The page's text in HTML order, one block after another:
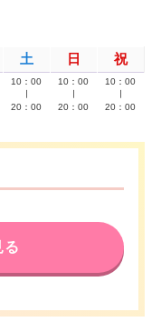
土 日 祝
10：00
20：00
10：00
20：00
10：00
20：00
る